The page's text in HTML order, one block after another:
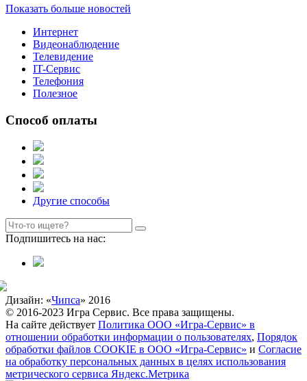
Показать больше новостей
Интернет
Видеонаблюдение
Телевидение
IT-Сервис
Телефония
Полезное
Способ оплаты
Другие способы
Подпишитесь на нас:
Дизайн: «Чипса» 2016
© 2016-2023 Игра Сервис. Все права защищены.
На сайте действует Политика ООО «Игра-Сервис» в
отношении обработки информации о пользователях, Порядок
обработки файлов COOKIE в ООО «Игра-Сервис» и Согласие
на обработку персональных данных в целях использования
метрического сервиса Яндекс.Метрика